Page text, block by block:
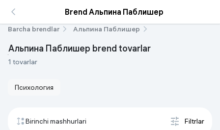
Brend Альпина Паблишер
Barcha brendlar Альпина Паблишер
Альпина Паблишер brend tovarlar
1 tovarlar
Психология
Birinchi mashhurlari Filtrlar